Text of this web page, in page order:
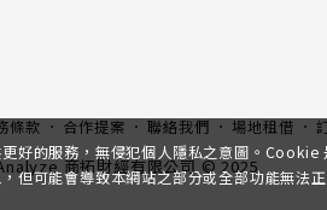
條款 合作提案 聯絡我們 場地租借
商拓財經有限公司 © 2025
的服務，無侵犯個人隱私之意圖。Cookie
可能會導致本網站之部分或全部功能無法正